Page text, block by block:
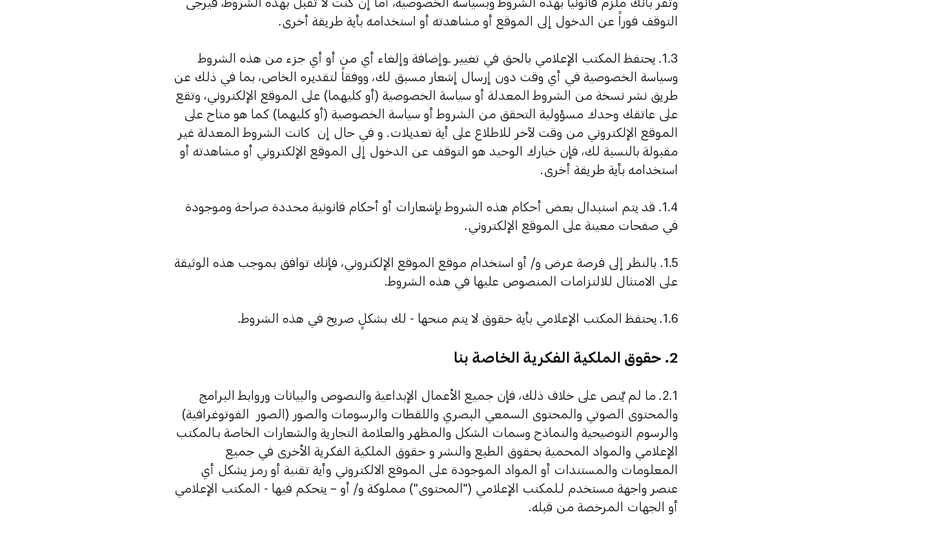
التوقف فوراً عن الدخول إلى الموقع أو مشاهدته أو استخدامه بأية طريقة أخرى.
1.3. يحتفظ المكتب الإعلامي بالحق في تغيير ـوإضافة وإلغاء أي من أو أي جزء من هذه الشروط
وسياسة الخصوصية في أي وقت دون إرسال إشعار مسبق لك، ووفقاً لتقديره الخاص، بما في ذلك عن
طريق نشر نسخة من الشروط المعدلة أو سياسة الخصوصية (أو كليهما) على الموقع الإلكتروني، وتقع
على عاتقك وحدك مسؤولية التحقق من الشروط أو سياسة الخصوصية (أو كليهما) كما هو متاح على
الموقع الإلكتروني من وقت لآخر للاطلاع على أية تعديلات. و في حال إن كانت الشروط المعدلة غير
مقبولة بالنسبة لك، فإن خيارك الوحيد هو التوقف عن الدخول إلى الموقع الإلكتروني أو مشاهدته أو
استخدامه بأية طريقة أخرى.
1.4. قد يتم استبدال بعض أحكام هذه الشروط بإشعارات أو أحكام قانونية محددة صراحة وموجودة
في صفحات معينة على الموقع الإلكتروني.
1.5. بالنظر إلى فرصة عرض و/ أو استخدام موقع الموقع الإلكتروني، فإنك توافق بموجب هذه الوثيقة
على الامتثال للالتزامات المنصوص عليها في هذه الشروط.
1.6. يحتفظ المكتب الإعلامي بأية حقوق لا يتم منحها - لك بشكلٍ صريح في هذه الشروط.
2. حقوق الملكية الفكرية الخاصة بنا
2.1. ما لم يٌنص على خلاف ذلك، فإن جميع الأعمال الإبداعية والنصوص والبيانات وروابط البرامج
والمحتوى الصوتي والمحتوى السمعي البصري واللقطات والرسومات والصور (الصور الفوتوغرافية)
والرسوم التوضيحية والنماذج وسمات الشكل والمظهر والعلامة التجارية والشعارات الخاصة بـالمكتب
الإعلامي والمواد المحمية بحقوق الطبع والنشر و حقوق الملكية الفكرية الأخرى في جميع
المعلومات والمستندات أو المواد الموجودة على الموقع الالكتروني وأية تقنية أو رمز يشكل أي
عنصر واجهة مستخدم لـلمكتب الإعلامي ("المحتوى") مملوكة و/ أو – يتحكم فيها - المكتب الإعلامي
أو الجهات المرخصة من قبله.